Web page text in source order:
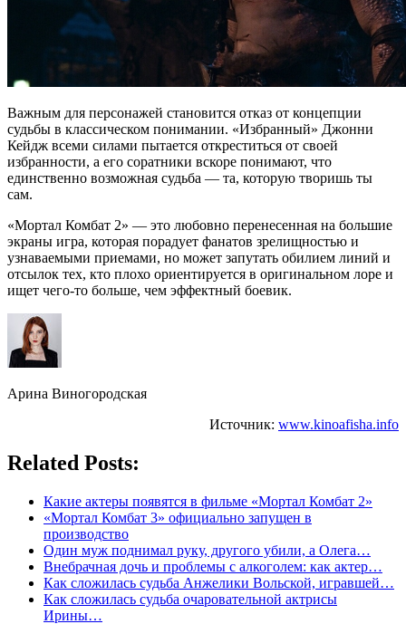
Важным для персонажей становится отказ от концепции
судьбы в классическом понимании. «Избранный» Джонни
Кейдж всеми силами пытается откреститься от своей
избранности, а его соратники вскоре понимают, что
единственно возможная судьба — та, которую творишь ты
сам.
«Мортал Комбат 2» — это любовно перенесенная на большие
экраны игра, которая порадует фанатов зрелищностью и
узнаваемыми приемами, но может запутать обилием линий и
отсылок тех, кто плохо ориентируется в оригинальном лоре и
ищет чего-то больше, чем эффектный боевик.
Арина Виногородская
Источник: www.kinoafisha.info
Related Posts:
Какие актеры появятся в фильме «Мортал Комбат 2»
«Мортал Комбат 3» официально запущен в
производство
Один муж поднимал руку, другого убили, а Олега…
Внебрачная дочь и проблемы с алкоголем: как актер…
Как сложилась судьба Анжелики Вольской, игравшей…
Как сложилась судьба очаровательной актрисы
Ирины…